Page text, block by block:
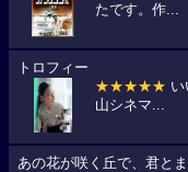
たです。作...
トロフィー
★★★★★
山シネマ...
あの花が咲く丘で、君とま